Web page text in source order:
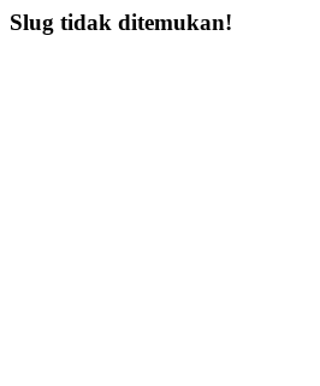
Slug tidak ditemukan!